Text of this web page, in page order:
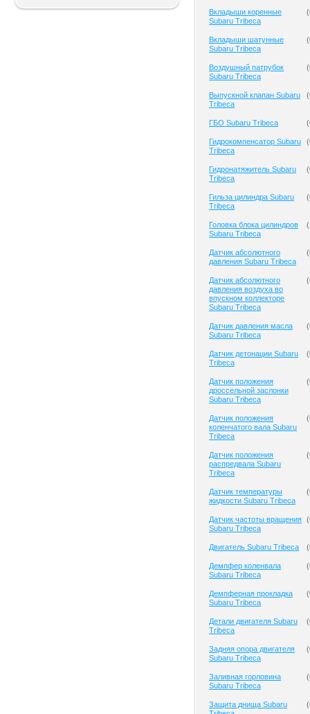
Вкладыши коренные
Subaru Tribeca
(
Вкладыши шатунные
Subaru Tribeca
(
Воздушный патрубок
Subaru Tribeca
(
Выпускной клапан Subaru
Tribeca
(
ГБО Subaru Tribeca (
Гидрокомпенсатор Subaru
Tribeca
(
Гидронатяжитель Subaru
Tribeca
(
Гильза цилиндра Subaru
Tribeca
(
Головка блока цилиндров
Subaru Tribeca
(
Датчик абсолютного
давления Subaru Tribeca
(
Датчик абсолютного
давления воздуха во
впускном коллекторе
Subaru Tribeca
(
Датчик давления масла
Subaru Tribeca
(
Датчик детонации Subaru
Tribeca
(
Датчик положения
дроссельной заслонки
Subaru Tribeca
(
Датчик положения
коленчатого вала Subaru
Tribeca
(
Датчик положения
распредвала Subaru
Tribeca
(
Датчик температуры
жидкости Subaru Tribeca
(
Датчик частоты вращения
Subaru Tribeca
(
Двигатель Subaru Tribeca (
Демпфер коленвала
Subaru Tribeca
(
Демпферная прокладка
Subaru Tribeca
(
Детали двигателя Subaru
Tribeca
(
Задняя опора двигателя
Subaru Tribeca
(
Заливная горловина
Subaru Tribeca
(
Защита днища Subaru
(